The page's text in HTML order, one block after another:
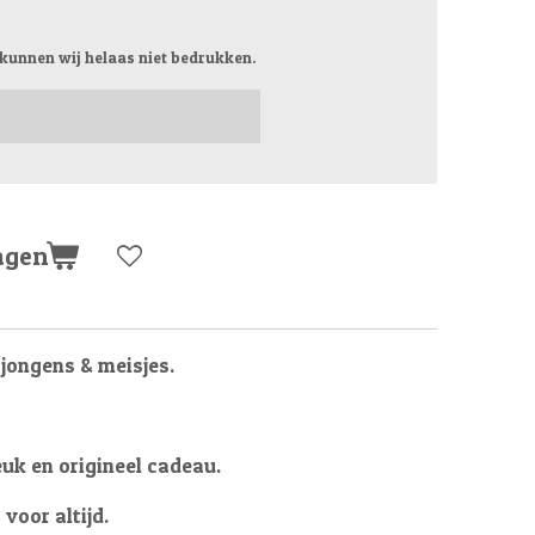
wij helaas niet bedrukken.
& meisjes.
en origineel cadeau.
voor altijd.